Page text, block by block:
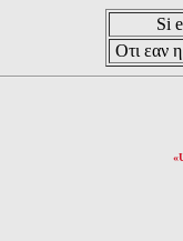
Si
Οτι εαν